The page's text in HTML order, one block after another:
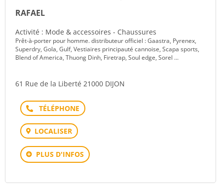
RAFAEL
Activité : Mode & accessoires - Chaussures
Prêt-à-porter pour homme. distributeur officiel : Gaastra, Pyrenex,
Superdry, Gola, Gulf, Vestiaires principauté cannoise, Scapa sports,
Blend of America, Thuong Dinh, Firetrap, Soul edge, Sorel ...
61 Rue de la Liberté 21000 DIJON
Téléphone
LOCALISER
PLUS D'INFOS